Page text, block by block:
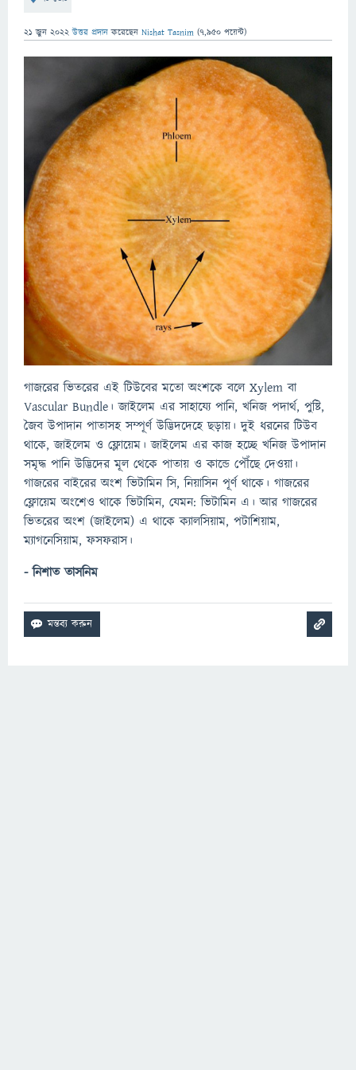
21 জুন 2022 উত্তর প্রদান করেছেন Nishat Tasnim (7,950 পয়েন্ট)
গাজরের ভিতরের এই টিউবের মতো অংশকে বলে Xylem বা
Vascular Bundle। জাইলেম এর সাহায্যে পানি, খনিজ পদার্থ, পুষ্টি,
জৈব উপাদান পাতাসহ সম্পূর্ণ উদ্ভিদদেহে ছড়ায়। দুই ধরনের টিউব
থাকে, জাইলেম ও ফ্লোয়েম। জাইলেম এর কাজ হচ্ছে খনিজ উপাদান
সমৃদ্ধ পানি উদ্ভিদের মূল থেকে পাতায় ও কান্ডে পৌঁছে দেওয়া।
গাজরের বাইরের অংশ ভিটামিন সি, নিয়াসিন পূর্ণ থাকে। গাজরের
ফ্লোয়েম অংশেও থাকে ভিটামিন, যেমন: ভিটামিন এ। আর গাজরের
ভিতরের অংশ (জাইলেম) এ থাকে ক্যালসিয়াম, পটাশিয়াম,
ম্যাগনেসিয়াম, ফসফরাস।
- নিশাত তাসনিম